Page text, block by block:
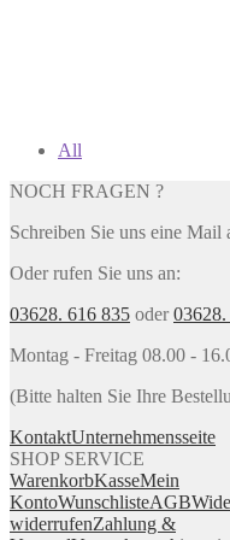
All
NOCH FRAGEN ?
Schreiben Sie uns eine Mail
Oder rufen Sie uns an:
03628. 616 835 oder
Montag - Freitag 08.00 -
(Bitte halten Sie Ihre
KontaktUnternehmensseite
SHOP SERVICE
WarenkorbKasseMein
KontoWunschlisteAGB
widerrufenZahlung &